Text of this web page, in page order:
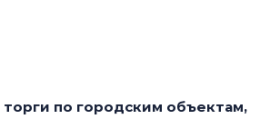
по городским объектам,